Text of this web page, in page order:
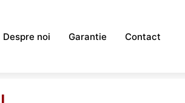
Despre noi Garantie Contact